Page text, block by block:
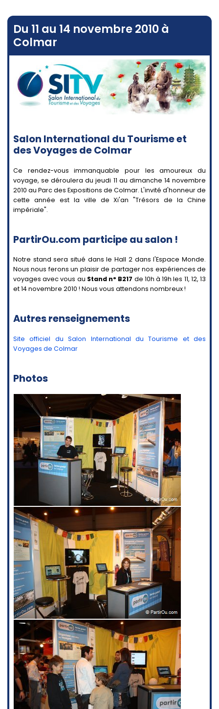
Du 11 au 14 novembre 2010 à
Colmar
Salon International du Tourisme et
des Voyages de Colmar
Ce rendez-vous immanquable pour les amoureux du
voyage, se déroulera du jeudi 11 au dimanche 14 novembre
2010 au Parc des Expositions de Colmar. L'invité d'honneur de
cette année est la ville de Xi'an "Trésors de la Chine
impériale".
PartirOu.com participe au salon !
Notre stand sera situé dans le Hall 2 dans l'Espace Monde.
Nous nous ferons un plaisir de partager nos expériences de
voyages avec vous au Stand n° B217 de 10h à 19h les 11, 12, 13
et 14 novembre 2010 ! Nous vous attendons nombreux !
Autres renseignements
Site officiel du Salon International du Tourisme et des
Voyages de Colmar
Photos